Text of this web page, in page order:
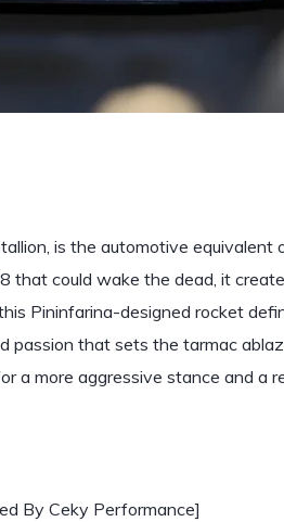
is the automotive equivalent
that could wake the dead, it
Pininfarina-designed rocket
passion that sets the tarmac
a more aggressive stance and a
By Ceky Performance]